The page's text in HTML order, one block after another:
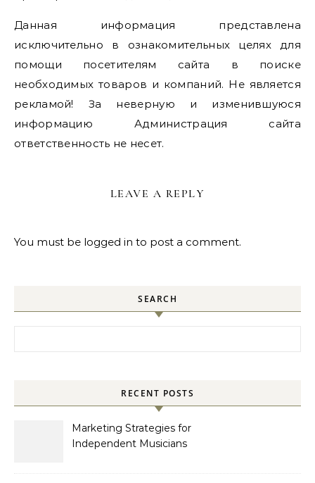
Данная информация представлена
исключительно в ознакомительных целях для
помощи посетителям сайта в поиске
необходимых товаров и компаний. Не является
рекламой! За неверную и изменившуюся
информацию Администрация сайта
ответственность не несет.
LEAVE A REPLY
You must be logged in to post a comment.
SEARCH
RECENT POSTS
Marketing Strategies for
Independent Musicians